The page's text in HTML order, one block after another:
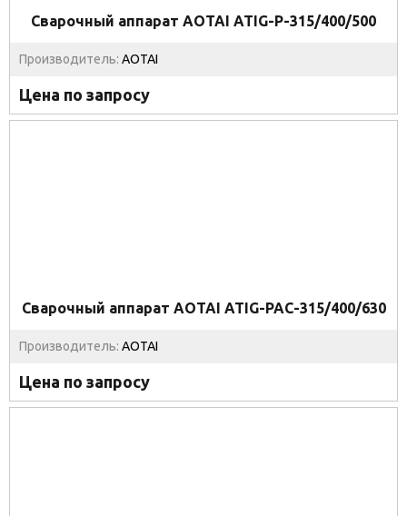
Сварочный аппарат AOTAI ATIG-P-315/400/500
Производитель: AOTAI
Цена по запросу
Сварочный аппарат AOTAI ATIG-PAC-315/400/630
Производитель: AOTAI
Цена по запросу